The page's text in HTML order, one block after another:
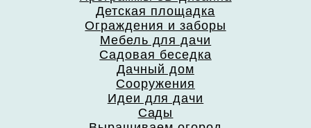
Детская площадка
Ограждения и заборы
Мебель для дачи
Садовая беседка
Дачный дом
Сооружения
Идеи для дачи
Сады